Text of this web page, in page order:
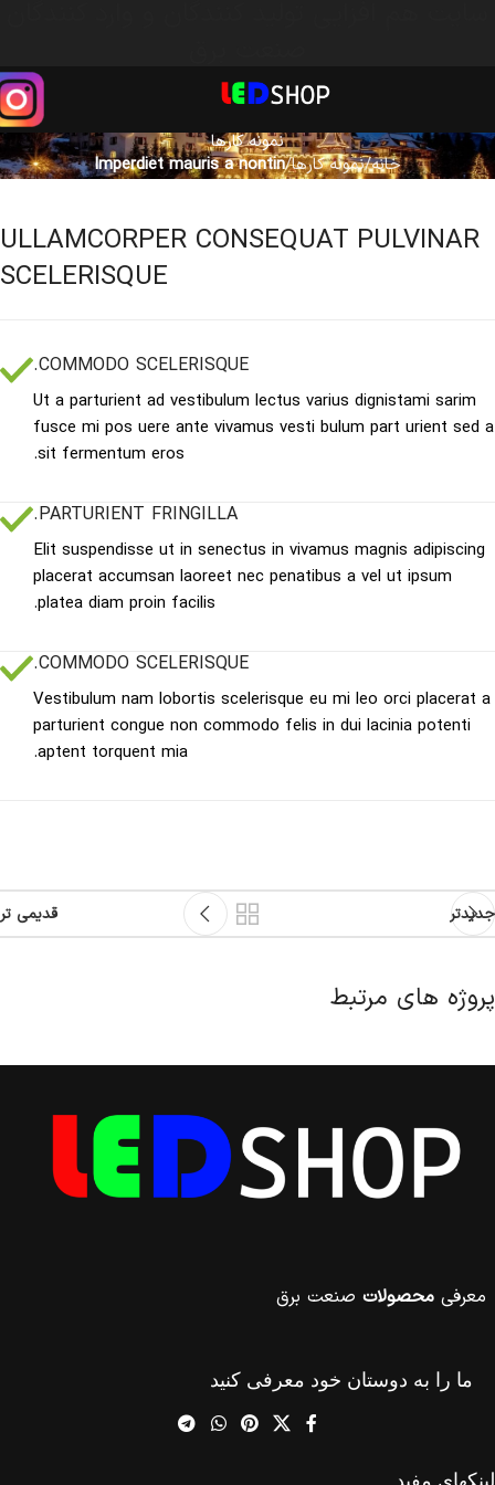
نمونه کارها
خانه نمونه کارها Imperdiet mauris a nontin
ULLAMCORPER CONSEQUAT PULVINAR
SCELERISQUE
COMMODO SCELERISQUE.
Ut a parturient ad vestibulum lectus varius dignistami sarim
fusce mi pos uere ante vivamus vesti bulum part urient sed a
sit fermentum eros.
PARTURIENT FRINGILLA.
Elit suspendisse ut in senectus in vivamus magnis adipiscing
placerat accumsan laoreet nec penatibus a vel ut ipsum
platea diam proin facilis.
COMMODO SCELERISQUE.
Vestibulum nam lobortis scelerisque eu mi leo orci placerat a
parturient congue non commodo felis in dui lacinia potenti
aptent torquent mia.
جدیدتر قدیمی تر
پروژه های مرتبط
معرفیمحصولات صنعت برق
ما را به دوستان خود معرفی کنید
لینکهای مفید